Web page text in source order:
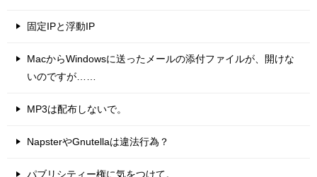
固定IPと浮動IP
MacからWindowsに送ったメールの添付ファイルが、開けな
いのですが……
MP3は配布しないで。
NapsterやGnutellaは違法行為？
パブリシティー権に気をつけて。